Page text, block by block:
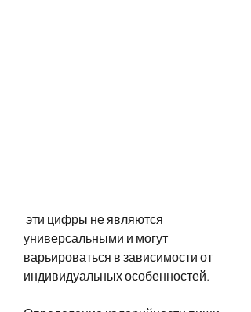
универсальными и могут
варьироваться в зависимости от
индивидуальных особенностей.